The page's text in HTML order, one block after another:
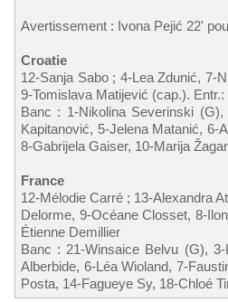
Avertissement : Ivona Pejić 22'
Croatie
12-Sanja Sabo ; 4-Lea Zdunić, 7-
9-Tomislava Matijević (cap.).
Banc : 1-Nikolina Severinski
Kapitanović, 5-Jelena Matanić, 6-
8-Gabrijela Gaiser, 10-Marija Žagar
France
12-Mélodie Carré ; 13-Alexandra
Delorme, 9-Océane Closset, 8-
Étienne Demillier
Banc : 21-Winsaice Belvu (G),
Alberbide, 6-Léa Wioland, 7-
Posta, 14-Fagueye Sy, 18-Chloé